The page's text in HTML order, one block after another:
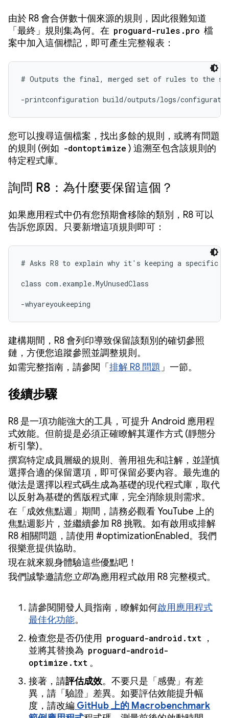
由於 R8 會合併數十個來源的規則，因此很難知道
「最終」規則集為何。在 proguard-rules.pro 檔
案中加入這個標記，即可產生完整報表：
# Outputs the final, merged set of rules to the
-printconfiguration build/outputs/logs/
您可以搜尋這個檔案，找出多餘的規則，或將有問題
的規則 (例如 -dontoptimize ) 追溯至包含該規則的
特定程式庫。
詢問 R8：為什麼要保留這個？
如果應用程式中仍有您預期會移除的類別，R8 可以
告訴您原因。只要新增這項規則即可：
# Asks R8 to explain why it's keeping a specific
class com.example.MyUnusedClass
-whyareyoukeeping
建構期間，R8 會列印導致保留該類別的確切參照
鏈，方便您追蹤參照並調整規則。
如需完整指南，請參閱「 排解 R8 問題 」一節。
後續步驟
R8 是一項功能強大的工具，可提升 Android 應用程
式效能。但前提是必須正確瞭解其運作方式 (靜態分
析引擎)。
撰寫特定成員層級的規則、善用祖先和註解，並謹慎
選擇合適的保留選項，即可保留必要內容。最先進的
做法是選擇以程式碼生成為基礎的現代程式庫，取代
以反射為基礎的舊版程式庫，完全消除規則需求。
在「成效焦點週」期間，請務必觀看 YouTube 上的
焦點週影片，並繼續參加 R8 挑戰。如有啟用或排解
R8 相關問題，請使用 #optimizationEnabled。我們
很樂意提供協助。
現在就來親身體驗這些優點吧！
我們誠摯邀請您立即為應用程式啟用 R8 完整模式。
請參閱開發人員指南，瞭解如何啟用應用程式
最佳化功能。
檢查您是否仍使用 proguard-android.txt ，
並將其替換為 proguard-android-
optimize.txt 。
接著，請評估成效。不要只是「感覺」 有差
異，請「驗證」 差異。如要評估效能提升幅
度，請改編 GitHub 上的 Macrobenchmark